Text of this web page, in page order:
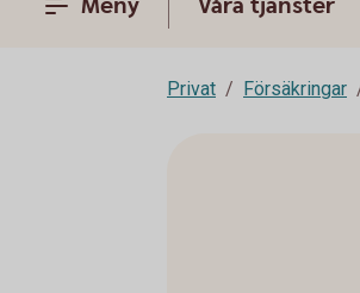
Privat Försäkringar